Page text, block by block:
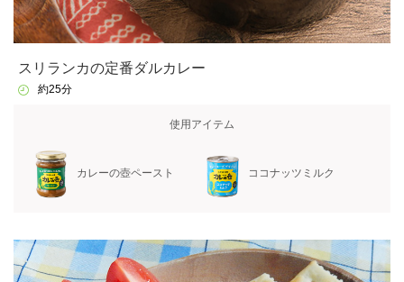
スリランカの定番ダルカレー
約25分
使用アイテム
カレーの壺ペースト ココナッツミルク